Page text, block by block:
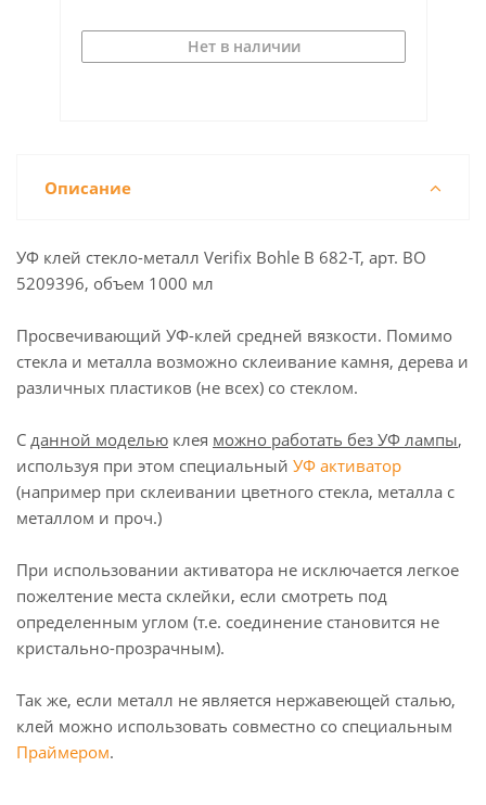
Описание
УФ клей стекло-металл Verifix Bohle B 682-T, арт. BO
5209396, объем 1000 мл
Просвечивающий УФ-клей средней вязкости. Помимо
стекла и металла возможно склеивание камня, дерева и
различных пластиков (не всех) со стеклом.
С данной моделью клея можно работать без УФ лампы,
используя при этом специальный УФ активатор
(например при склеивании цветного стекла, металла с
металлом и проч.)
При использовании активатора не исключается легкое
пожелтение места склейки, если смотреть под
определенным углом (т.е. соединение становится не
кристально-прозрачным).
Так же, если металл не является нержавеющей сталью,
клей можно использовать совместно со специальным
Праймером.